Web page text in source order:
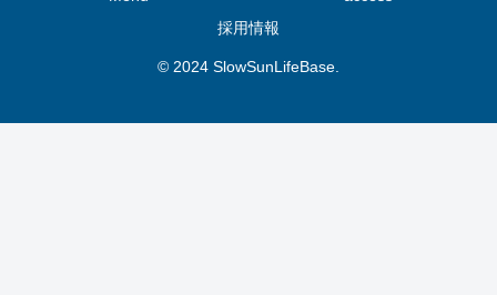
採用情報
© 2024 SlowSunLifeBase.